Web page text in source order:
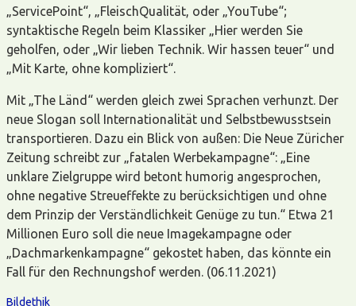
„ServicePoint“, „FleischQualität, oder „YouTube“;
syntaktische Regeln beim Klassiker „Hier werden Sie
geholfen, oder „Wir lieben Technik. Wir hassen teuer“ und
„Mit Karte, ohne kompliziert“.
Mit „The Länd“ werden gleich zwei Sprachen verhunzt. Der
neue Slogan soll Internationalität und Selbstbewusstsein
transportieren. Dazu ein Blick von außen: Die Neue Züricher
Zeitung schreibt zur „fatalen Werbekampagne“: „Eine
unklare Zielgruppe wird betont humorig angesprochen,
ohne negative Streueffekte zu berücksichtigen und ohne
dem Prinzip der Verständlichkeit Genüge zu tun.“ Etwa 21
Millionen Euro soll die neue Imagekampagne oder
„Dachmarkenkampagne“ gekostet haben, das könnte ein
Fall für den Rechnungshof werden. (06.11.2021)
Bildethik